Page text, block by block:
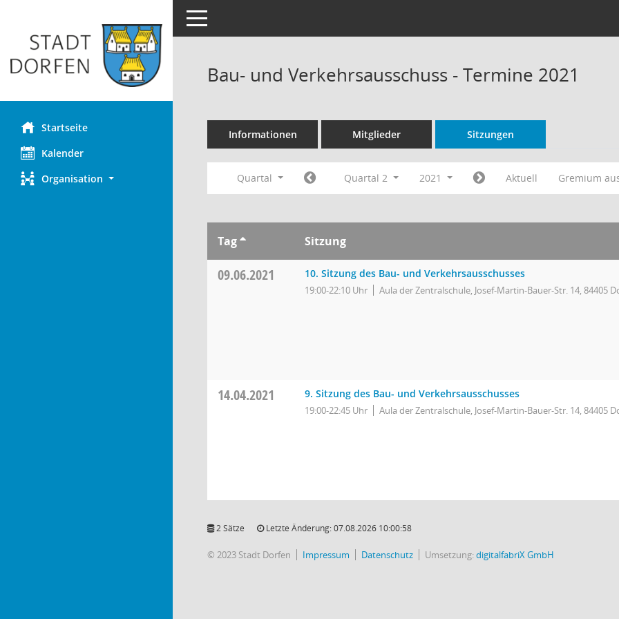
Startseite
Kalender
Organisation
Toggle navigation
Bau- und Verkehrsausschuss - Termine 2021
Informationen Mitglieder Sitzungen
Quartal Quartal 2 2021 Aktuell Gremium
Tag Sitzung
09.06.2021 10. Sitzung des Bau- und Verkehrsausschusses
19:00-22:10 Uhr Aula der Zentralschule, Josef-Martin-Bauer-Str. 14, 84405
14.04.2021 9. Sitzung des Bau- und Verkehrsausschusses
19:00-22:45 Uhr Aula der Zentralschule, Josef-Martin-Bauer-Str. 14, 84405
2 Sätze Letzte Änderung: 07.08.2026 10:00:58
© 2023 Stadt Dorfen Impressum Datenschutz Umsetzung:digitalfabriX GmbH